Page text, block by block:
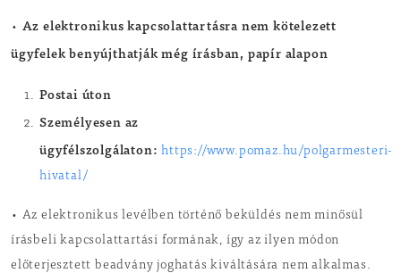
• Az elektronikus kapcsolattartásra nem kötelezett
ügyfelek benyújthatják még írásban, papír alapon
Postai úton
Személyesen az
ügyfélszolgálaton: https://www.pomaz.hu/polgarmesteri-
hivatal/
• Az elektronikus levélben történő beküldés nem minősül
írásbeli kapcsolattartási formának, így az ilyen módon
előterjesztett beadvány joghatás kiváltására nem alkalmas.